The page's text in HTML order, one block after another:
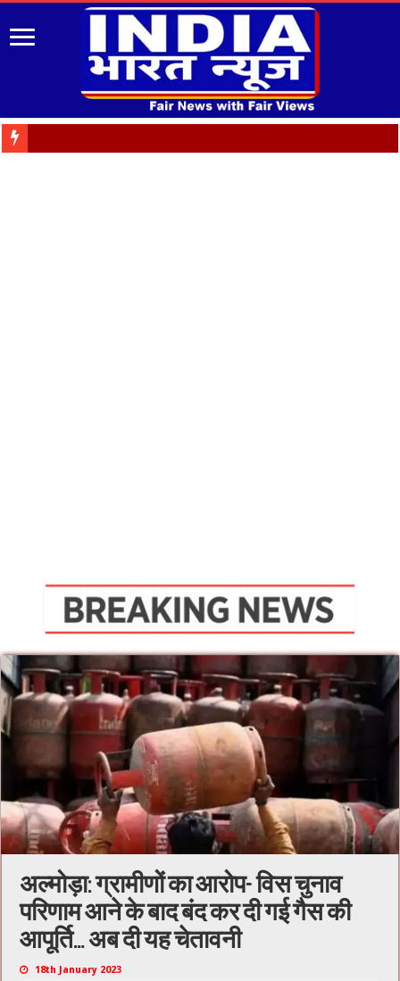
अल्मोड़ा: ग्रामीणों का आरोप- विस चुनाव
परिणाम आने के बाद बंद कर दी गई गैस की
आपूर्ति… अब दी यह चेतावनी
18th January 2023